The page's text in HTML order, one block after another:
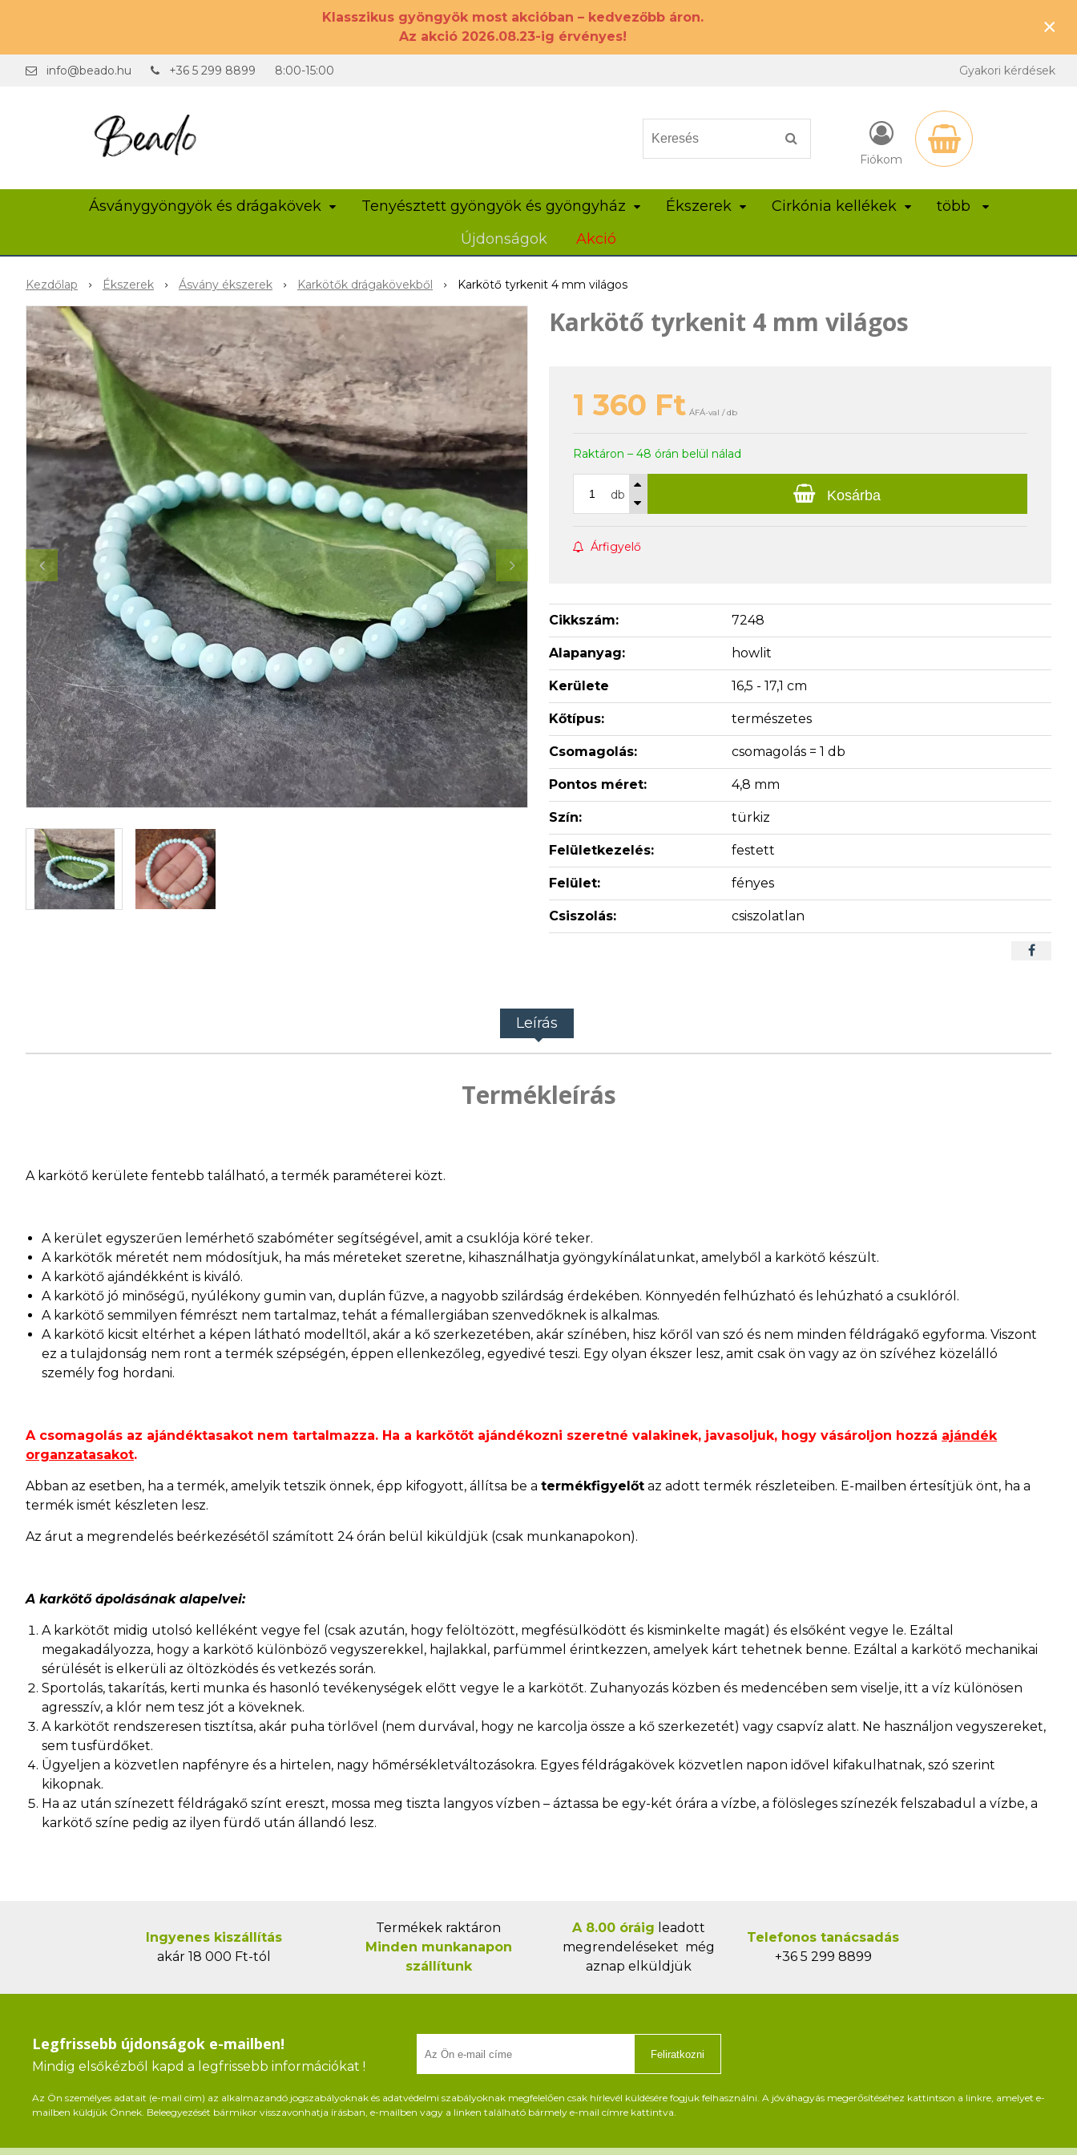
Klasszikus gyöngyök most akcióban – kedvezőbb áron.
Az akció 2026.08.23-ig érvényes!
×
info@beado.hu +36 5 299 8899 8:00-15:00 Gyakori kérdések
Fiókom
Ásványgyöngyök és drágakövek Tenyésztett gyöngyök és gyöngyház Ékszerek Cirkónia kellékek
több
Újdonságok
Akció
Kezdőlap Ékszerek Ásvány ékszerek Karkötők drágakövekből Karkötő tyrkenit 4 mm világos
Karkötő tyrkenit 4 mm világos
1 360 Ft ÁFÁ-val / db
Raktáron – 48 órán belül nálad
db Kosárba
Árfigyelő
Cikkszám: 7248
Alapanyag: howlit
Kerülete 16,5 - 17,1 cm
Kőtípus: természetes
Csomagolás: csomagolás = 1 db
Pontos méret: 4,8 mm
Szín: türkiz
Felületkezelés: festett
Felület: fényes
Csiszolás: csiszolatlan
Leírás
Termékleírás
A karkötő kerülete fentebb található, a termék paraméterei közt.
A kerület egyszerűen lemérhető szabóméter segítségével, amit a csuklója köré teker.
A karkötők méretét nem módosítjuk, ha más méreteket szeretne, kihasználhatja gyöngykínálatunkat, amelyből a karkötő készült.
A karkötő ajándékként is kiváló.
A karkötő jó minőségű, nyúlékony gumin van, duplán fűzve, a nagyobb szilárdság érdekében. Könnyedén felhúzható és lehúzható a csuklóról.
A karkötő semmilyen fémrészt nem tartalmaz, tehát a fémallergiában szenvedőknek is alkalmas.
A karkötő kicsit eltérhet a képen látható modelltől, akár a kő szerkezetében, akár színében, hisz kőről van szó és nem minden féldrágakő egyforma. Viszont
ez a tulajdonság nem ront a termék szépségén, éppen ellenkezőleg, egyedivé teszi. Egy olyan ékszer lesz, amit csak ön vagy az ön szívéhez közelálló
személy fog hordani.
A csomagolás az ajándéktasakot nem tartalmazza. Ha a karkötőt ajándékozni szeretné valakinek, javasoljuk, hogy vásároljon hozzá ajándék
organzatasakot.
Abban az esetben, ha a termék, amelyik tetszik önnek, épp kifogyott, állítsa be a termékfigyelőt az adott termék részleteiben. E-mailben értesítjük önt, ha a
termék ismét készleten lesz.
Az árut a megrendelés beérkezésétől számított 24 órán belül kiküldjük (csak munkanapokon).
A karkötő ápolásának alapelvei:
A karkötőt midig utolsó kelléként vegye fel (csak azután, hogy felöltözött, megfésülködött és kisminkelte magát) és elsőként vegye le. Ezáltal
megakadályozza, hogy a karkötő különböző vegyszerekkel, hajlakkal, parfümmel érintkezzen, amelyek kárt tehetnek benne. Ezáltal a karkötő mechanikai
sérülését is elkerüli az öltözködés és vetkezés során.
Sportolás, takarítás, kerti munka és hasonló tevékenységek előtt vegye le a karkötőt. Zuhanyozás közben és medencében sem viselje, itt a víz különösen
agresszív, a klór nem tesz jót a köveknek.
A karkötőt rendszeresen tisztítsa, akár puha törlővel (nem durvával, hogy ne karcolja össze a kő szerkezetét) vagy csapvíz alatt. Ne használjon vegyszereket,
sem tusfürdőket.
Ügyeljen a közvetlen napfényre és a hirtelen, nagy hőmérsékletváltozásokra. Egyes féldrágakövek közvetlen napon idővel kifakulhatnak, szó szerint
kikopnak.
Ha az után színezett féldrágakő színt ereszt, mossa meg tiszta langyos vízben – áztassa be egy-két órára a vízbe, a fölösleges színezék felszabadul a vízbe, a
karkötő színe pedig az ilyen fürdő után állandó lesz.
Ingyenes kiszállítás
akár 18 000 Ft-tól
Termékek raktáron
Minden munkanapon
szállítunk
A 8.00 óráig leadott
megrendeléseket még
aznap elküldjük
Telefonos tanácsadás
+36 5 299 8899
Legfrissebb újdonságok e-mailben!
Mindig elsőkézből kapd a legfrissebb információkat !
Feliratkozni
Az Ön személyes adatait (e-mail cím) az alkalmazandó jogszabályoknak és adatvédelmi szabályoknak megfelelően csak hírlevél küldésére fogjuk felhasználni. A jóváhagyás megerősítéséhez kattintson a linkre, amelyet e-
mailben küldjük Önnek. Beleegyezését bármikor visszavonhatja írásban, e-mailben vagy a linken található bármely e-mail címre kattintva.